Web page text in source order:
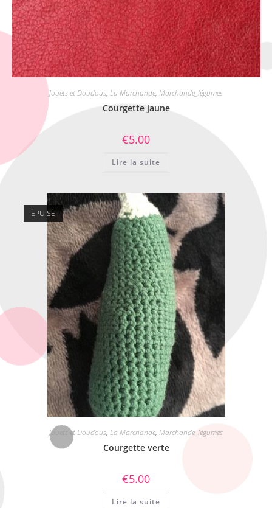
Jouets et Doudous, La Marchande, Marchande_légumes
Courgette jaune
€5.00
Lire la suite
ÉPUISÉ
Jouets et Doudous, La Marchande, Marchande_légumes
Courgette verte
€5.00
Lire la suite